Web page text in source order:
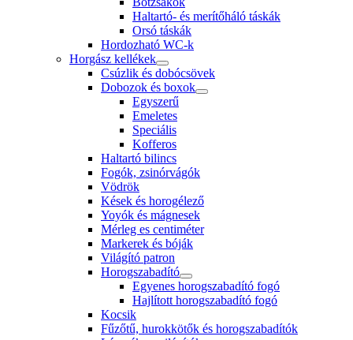
Haltartó- és merítőháló táskák
Orsó táskák
Hordozható WC-k
Horgász kellékek
Csúzlik és dobócsövek
Dobozok és boxok
Egyszerű
Emeletes
Speciális
Kofferos
Haltartó bilincs
Fogók, zsinórvágók
Vödrök
Kések és horogélező
Yoyók és mágnesek
Mérleg es centiméter
Markerek és bóják
Világító patron
Horogszabadító
Egyenes horogszabadító fogó
Hajlított horogszabadító fogó
Kocsik
Fűzőtű, hurokkötők és horogszabadítók